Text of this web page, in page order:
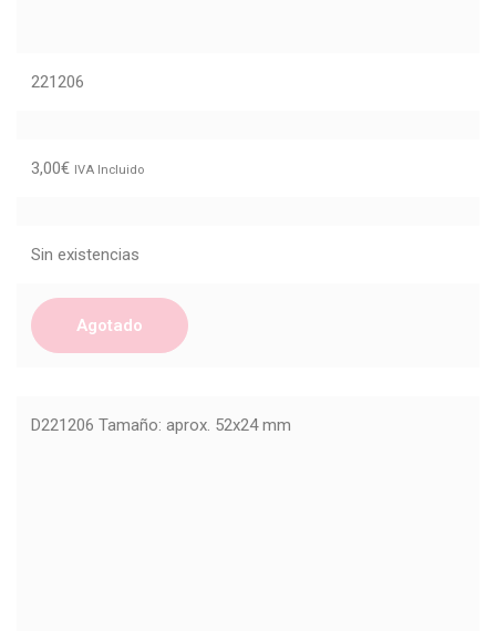
221206
3,00€ IVA Incluido
Sin existencias
Agotado
D221206 Tamaño: aprox. 52x24 mm